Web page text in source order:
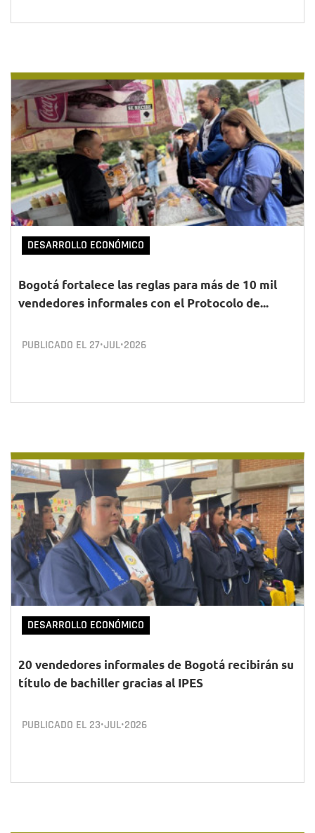
DESARROLLO ECONÓMICO
Bogotá fortalece las reglas para más de 10 mil
vendedores informales con el Protocolo de...
PUBLICADO EL 27•JUL•2026
DESARROLLO ECONÓMICO
20 vendedores informales de Bogotá recibirán su
título de bachiller gracias al IPES
PUBLICADO EL 23•JUL•2026